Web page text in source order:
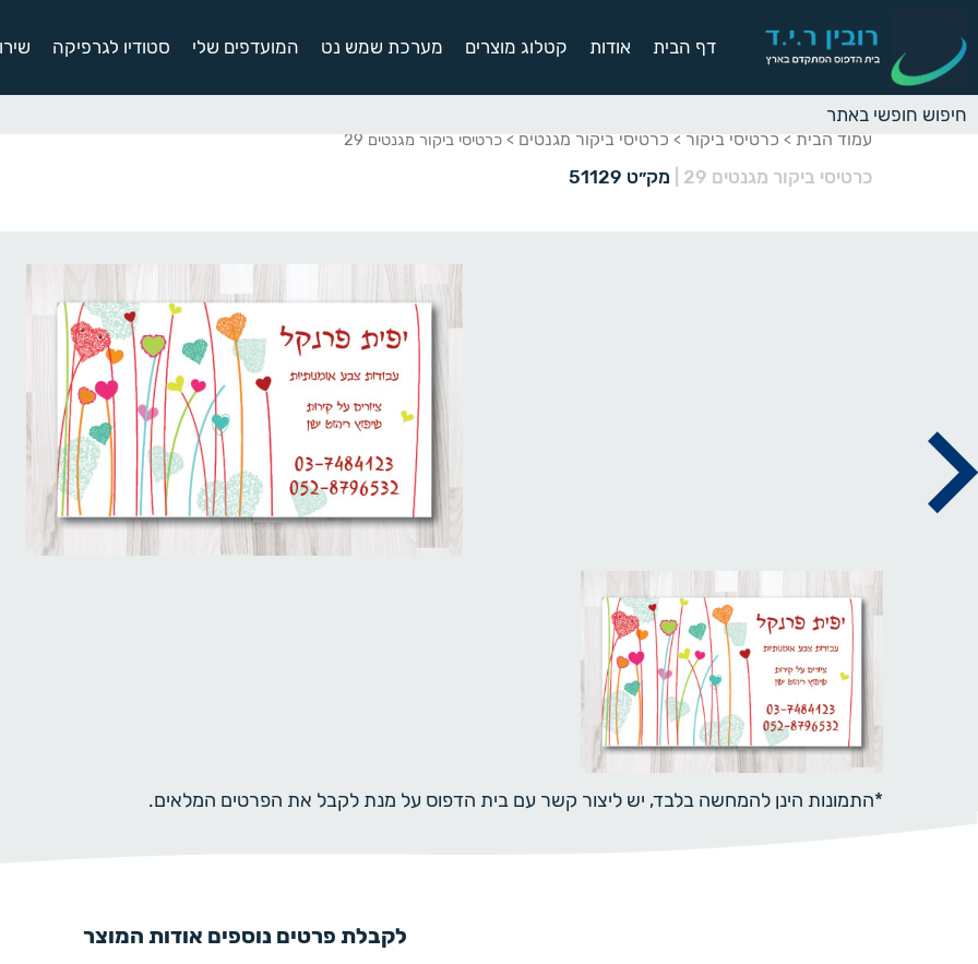
דף הבית אודות קטלוג מוצרים מערכת שמש נט המועדפים שלי סטודיו לגרפיקה
עמוד הבית > כרטיסי ביקור > כרטיסי ביקור מגנטים > כרטיסי ביקור מגנטים 29
כרטיסי ביקור מגנטים 29 מק״ט 51129
*התמונות הינן להמחשה בלבד, יש ליצור קשר עם בית הדפוס על מנת לקבל את הפרטים המלאים.
לקבלת פרטים נוספים אודות המוצר